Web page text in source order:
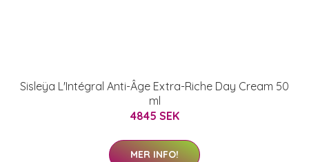
Sisleÿa L'Intégral Anti-Âge Extra-Riche Day Cream 50
ml
4845 SEK
MER INFO!